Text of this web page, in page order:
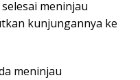
meninjau
kunjungannya ke
meninjau